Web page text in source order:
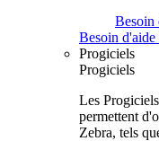
Besoin
Besoin
Progiciels
Progiciels
Les
permettent
Zebra, tels